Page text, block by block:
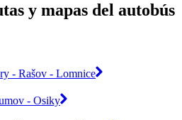
y mapas del autobús
- Rašov - Lomnice
- Osiky